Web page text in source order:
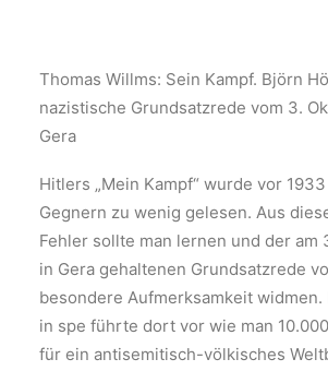
Thomas Willms: Sein Kampf. Björn
nazistische Grundsatzrede vom 3.
Gera
Hitlers „Mein Kampf“ wurde vor
Gegnern zu wenig gelesen. Aus
Fehler sollte man lernen und der am
in Gera gehaltenen Grundsatzrede
besondere Aufmerksamkeit
in spe führte dort vor wie man
für ein antisemitisch-völkisches